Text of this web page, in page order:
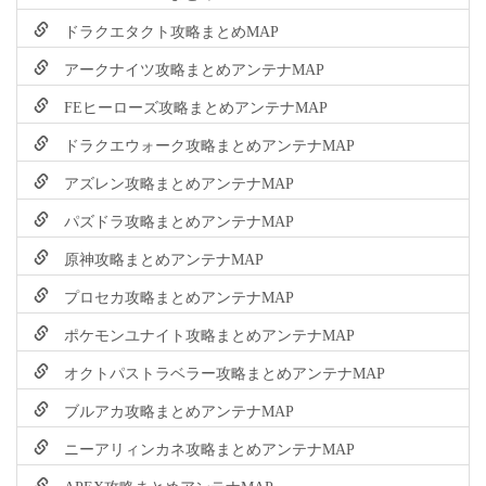
ドラクエタクト攻略まとめMAP
アークナイツ攻略まとめアンテナMAP
FEヒーローズ攻略まとめアンテナMAP
ドラクエウォーク攻略まとめアンテナMAP
アズレン攻略まとめアンテナMAP
パズドラ攻略まとめアンテナMAP
原神攻略まとめアンテナMAP
プロセカ攻略まとめアンテナMAP
ポケモンユナイト攻略まとめアンテナMAP
オクトパストラベラー攻略まとめアンテナMAP
ブルアカ攻略まとめアンテナMAP
ニーアリィンカネ攻略まとめアンテナMAP